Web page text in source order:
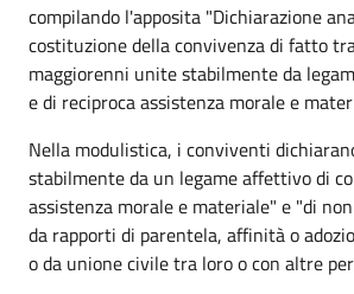
compilando l'apposita "Dichiarazione
costituzione della convivenza di fatto
maggiorenni unite stabilmente da
e di reciproca assistenza morale e
Nella modulistica, i conviventi
stabilmente da un legame affettivo di
assistenza morale e materiale" e "di
da rapporti di parentela, affinità o
o da unione civile tra loro o con altre